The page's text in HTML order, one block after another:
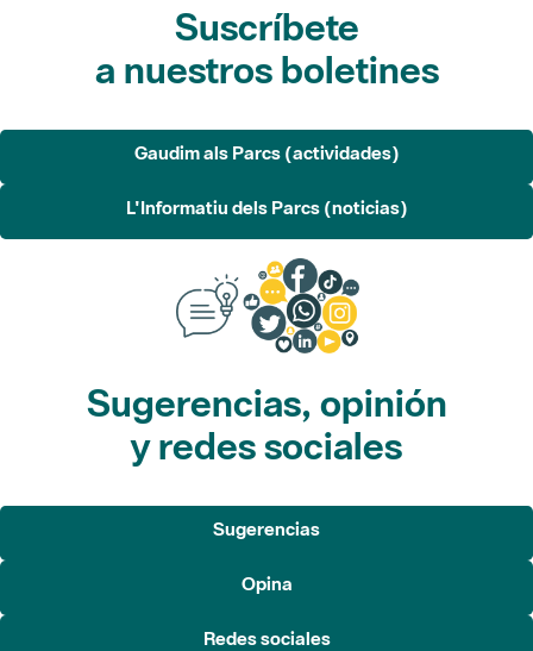
Suscríbete
a nuestros boletines
Gaudim als Parcs (actividades)
L'Informatiu dels Parcs (noticias)
Sugerencias, opinión
y redes sociales
Sugerencias
Opina
Redes sociales